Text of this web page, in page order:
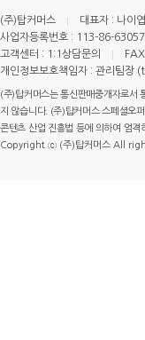
(주)탑커머스 대표자 : 나이엽
사업자등록번호 : 113-86-63057
고객센터 : 1:1상담문의
개인정보보호책임자 : 관리팀
(주)탑커머스는 통신판매중개자로서
지 않습니다. (주)탑커머스 스페셜오
콘텐츠 산업 진흥법 등에 의하여 엄격
Copyright ⓒ (주)탑커머스 All